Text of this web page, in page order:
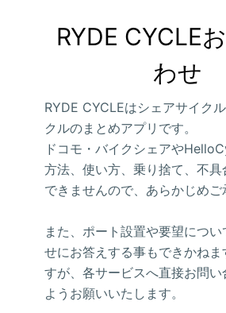
RYDE CYCLE
わせ
RYDE CYCLEはシェアサイク
クルのまとめアプリです。
ドコモ・バイクシェアや
方法、使い方、乗り捨て、不具
できませんので、あらかじめご
また、ポート設置や要望につ
せにお答えする事もできかね
すが、各サービスへ直接お問い
ようお願いいたします。